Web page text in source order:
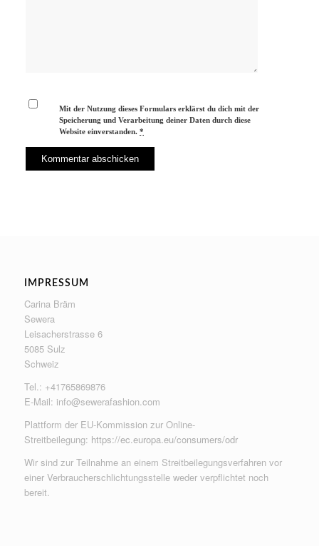
Mit der Nutzung dieses Formulars erklärst du dich mit der
Speicherung und Verarbeitung deiner Daten durch diese
Website einverstanden.*
IMPRESSUM
Carina Bräm
Sewera
Leisacherstrasse 6
5085 Sulz
Schweiz
Tel.: +41765869876
E-Mail: info@sewerafashion.com
Plattform der EU-Kommission zur Online-
Streitbeilegung: https://ec.europa.eu/consumers/odr
Wir sind zur Teilnahme an einem Streitbeilegungsverfahren vor
einer Verbraucherschlichtungsstelle weder verpflichtet noch
bereit.